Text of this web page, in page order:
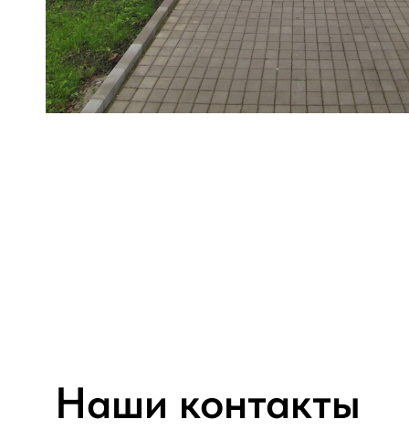
Наши контакты